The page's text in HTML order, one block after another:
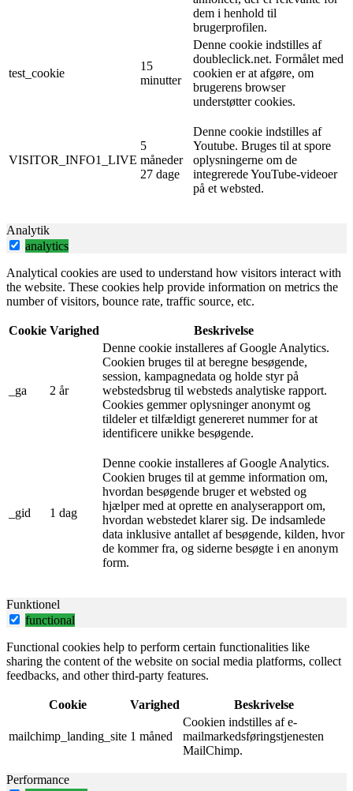
dem i henhold til
brugerprofilen.
test_cookie
15
minutter
Denne cookie indstilles af
doubleclick.net. Formålet med
cookien er at afgøre, om
brugerens browser
understøtter cookies.
VISITOR_INFO1_LIVE
5
måneder
27 dage
Denne cookie indstilles af
Youtube. Bruges til at spore
oplysningerne om de
integrerede YouTube-videoer
på et websted.
Analytik
analytics
Analytical cookies are used to understand how visitors interact with
the website. These cookies help provide information on metrics the
number of visitors, bounce rate, traffic source, etc.
Cookie Varighed Beskrivelse
_ga 2 år
Denne cookie installeres af Google Analytics.
Cookien bruges til at beregne besøgende,
session, kampagnedata og holde styr på
webstedsbrug til websteds analytiske rapport.
Cookies gemmer oplysninger anonymt og
tildeler et tilfældigt genereret nummer for at
identificere unikke besøgende.
_gid 1 dag
Denne cookie installeres af Google Analytics.
Cookien bruges til at gemme information om,
hvordan besøgende bruger et websted og
hjælper med at oprette en analyserapport om,
hvordan webstedet klarer sig. De indsamlede
data inklusive antallet af besøgende, kilden, hvor
de kommer fra, og siderne besøgte i en anonym
form.
Funktionel
functional
Functional cookies help to perform certain functionalities like
sharing the content of the website on social media platforms, collect
feedbacks, and other third-party features.
Cookie Varighed Beskrivelse
mailchimp_landing_site 1 måned
Cookien indstilles af e-
mailmarkedsføringstjenesten
MailChimp.
Performance